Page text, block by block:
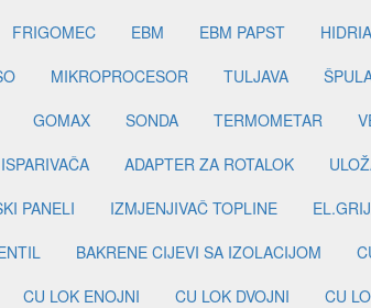
FRIGOMEC EBM EBM PAPST HIDRIA
MIKROPROCESOR TULJAVA
GOMAX SONDA TERMOMETAR
ADAPTER ZA ROTALOK
PANELI IZMJENJIVAČ TOPLINE
BAKRENE CIJEVI SA IZOLACIJOM
CU LOK ENOJNI CU LOK DVOJNI CU